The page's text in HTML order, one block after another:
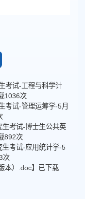
考试-工程与科学计
1036次
考试-管理运筹学-5月
考试-博士生公共英
892次
考试-应用统计学-5
次
本）.doc】已下载